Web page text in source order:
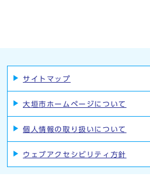
サイトマップ
大垣市ホームページについて
個人情報の取り扱いについて
ウェブアクセシビリティ方針